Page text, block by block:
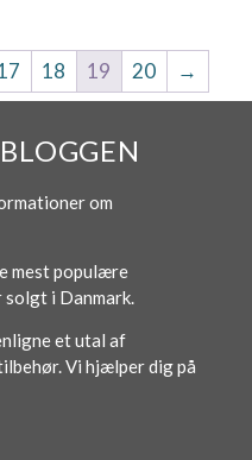
18 19 20 →
om
mest populære
i Danmark.
et utal af
Vi hjælper dig på